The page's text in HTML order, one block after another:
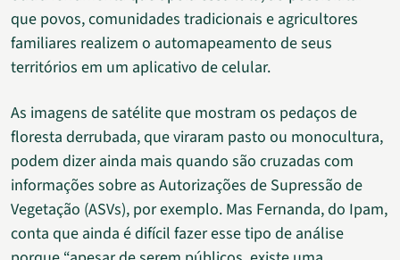
que povos, comunidades tradicionais e agricultores
familiares realizem o automapeamento de seus
territórios em um aplicativo de celular.
As imagens de satélite que mostram os pedaços de
floresta derrubada, que viraram pasto ou monocultura,
podem dizer ainda mais quando são cruzadas com
informações sobre as Autorizações de Supressão de
Vegetação (ASVs), por exemplo. Mas Fernanda, do Ipam,
conta que ainda é difícil fazer esse tipo de análise